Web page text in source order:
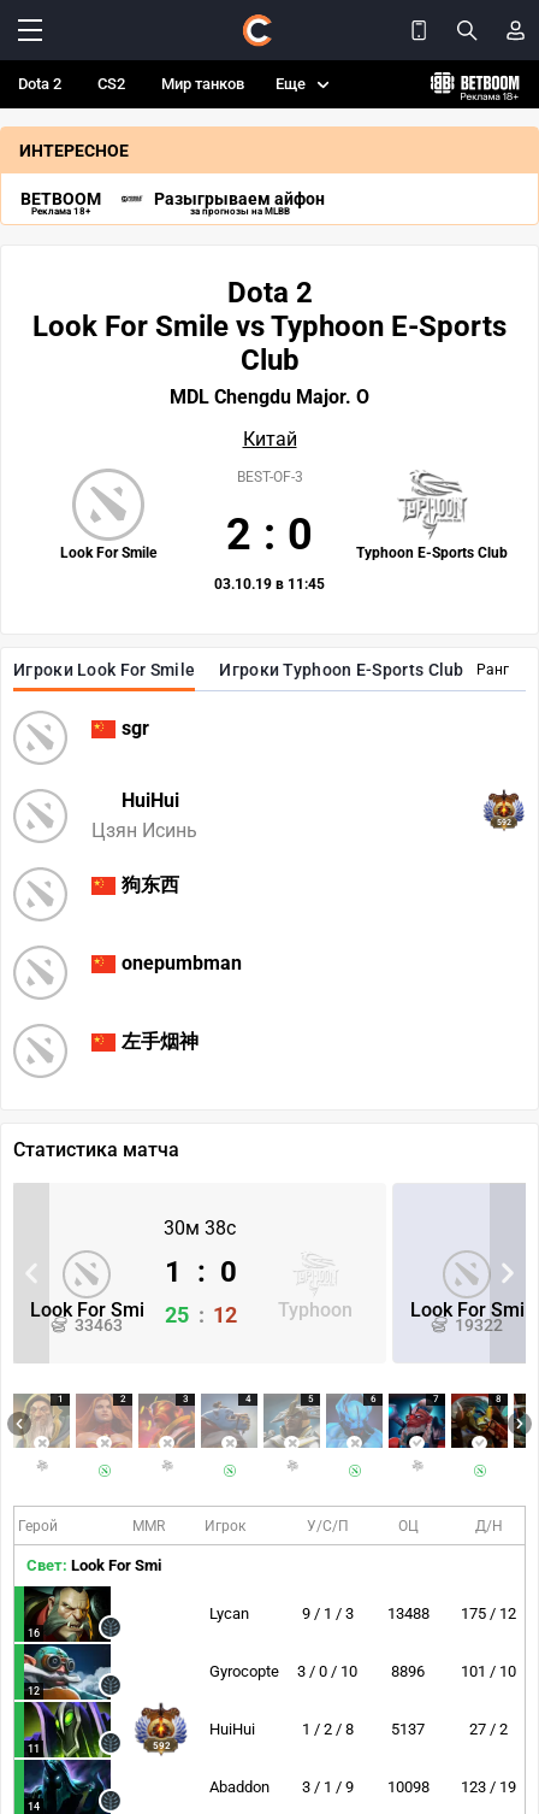
Dota 2 CS2 Мир танков Еще
ИНТЕРЕСНОЕ
BETBOOM
Реклама 18+
Разыгрываем айфон
за прогнозы на MLBB
Ранг
Игроки Look For Smile Игроки Typhoon E-Sports Club
sgr
HuiHui
Цзян Исинь
592
狗东西
onepumbman
左手烟神
Dota 2
Look For Smile vs Typhoon E-Sports
Club
MDL Chengdu Major. О
Китай
Look For Smile Typhoon E-Sports Club
BEST-OF-3
2 : 0
03.10.19 в 11:45
Статистика матча
30м 38с
Look For Smi
33463
Typhoon
1 : 0
25 : 12 Look For Smi
19322
1 2 3 4 5 6 7 8
Герой MMR Игрок У/С/П ОЦ Д/Н
Свет: Look For Smi
16
Lycan 9 / 1 / 3 13488 175 / 12
12
Gyrocopter 3 / 0 / 10 8896 101 / 10
11 592
HuiHui 1 / 2 / 8 5137 27 / 2
14
Abaddon 3 / 1 / 9 10098 123 / 19